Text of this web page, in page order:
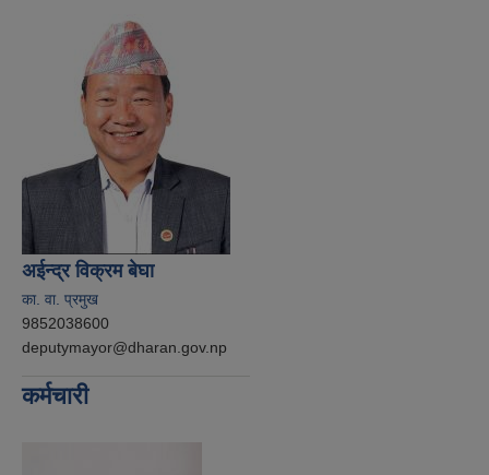
अईन्द्र विक्रम बेघा
का. वा. प्रमुख
9852038600
deputymayor@dharan.gov.np
कर्मचारी